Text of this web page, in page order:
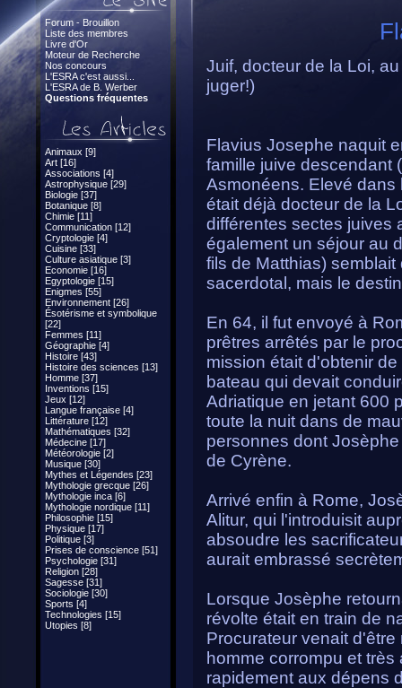
Forum - Brouillon
Liste des membres
Livre d'Or
Moteur de Recherche
Nos concours
L'ESRA c'est aussi...
L'ESRA de B. Werber
Questions fréquentes
Animaux [9]
Art [16]
Associations [4]
Astrophysique [29]
Biologie [37]
Botanique [8]
Chimie [11]
Communication [12]
Cryptologie [4]
Cuisine [33]
Culture asiatique [3]
Economie [16]
Egyptologie [15]
Enigmes [55]
Environnement [26]
Ésotérisme et symbolique
[22]
Femmes [11]
Géographie [4]
Histoire [43]
Histoire des sciences [13]
Homme [37]
Inventions [15]
Jeux [12]
Langue française [4]
Littérature [12]
Mathématiques [32]
Médecine [17]
Météorologie [2]
Musique [30]
Mythes et Légendes [23]
Mythologie grecque [26]
Mythologie inca [6]
Mythologie nordique [11]
Philosophie [15]
Physique [17]
Politique [3]
Prises de conscience [51]
Psychologie [31]
Religion [28]
Sagesse [31]
Sociologie [30]
Sports [4]
Technologies [15]
Utopies [8]
Juif, docteur de la Loi,
juger!)
Flavius Josephe naquit
famille juive descendant
Asmonéens. Elevé dans
était déjà docteur de la
différentes sectes juives
également un séjour au
fils de Matthias)
sacerdotal, mais le
En 64, il fut envoyé à
prêtres arrêtés par le
mission était d'obtenir
bateau qui devait
Adriatique en jetant 600
toute la nuit dans de
personnes dont
de Cyrène.
Arrivé enfin à Rome,
Alitur, qui l'introduisit
absoudre les
aurait embrassé
Lorsque Josèphe
révolte était en train de
Procurateur venait
homme corrompu et
rapidement aux dépens